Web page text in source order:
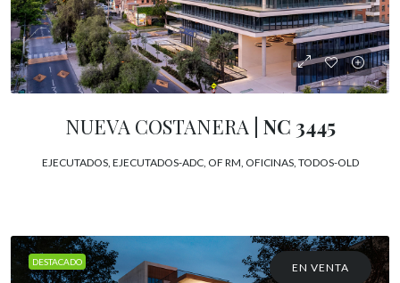
NUEVA COSTANERA | NC 3445
EJECUTADOS, EJECUTADOS-ADC, OF RM, OFICINAS, TODOS-OLD
DESTACADO EN VENTA